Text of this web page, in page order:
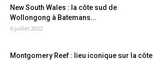
New South Wales : la côte sud de
Wollongong à Batemans...
6 juillet 2022
Montgomery Reef : lieu iconique sur la côte